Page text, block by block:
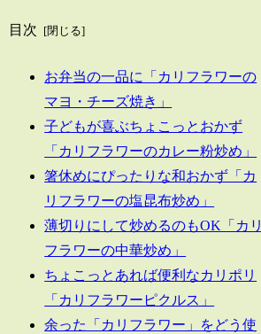
目次
お弁当の一品に「カリフラワーの
マヨ・チーズ焼き」
子どもが喜ぶちょこっとおかず
「カリフラワーのカレー粉炒め」
箸休めにぴったりな和おかず「カ
リフラワーの塩昆布炒め」
薄切りにして炒めるのもOK「カリ
フラワーの中華炒め」
ちょこっとあれば便利なカリポリ
「カリフラワーピクルス」
余った「カリフラワー」をどう使